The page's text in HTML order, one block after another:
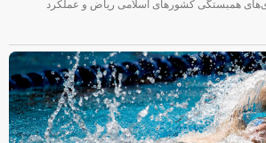
همبستگی کشورهای اسلامی ریاض و عملکرد